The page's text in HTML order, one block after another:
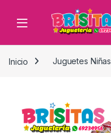
Inicio Juguetes Niñas